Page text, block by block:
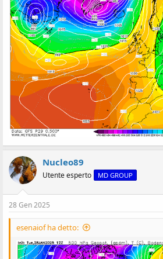
Nucleo89
Utente esperto MD GROUP
28 Gen 2025
esenaiof ha detto: